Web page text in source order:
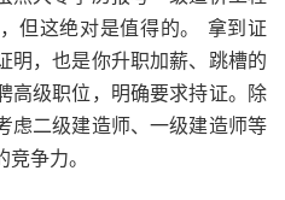
但这绝对是值得的。 拿到证
明，也是你升职加薪、跳槽的
高级职位，明确要求持证。除
虑二级建造师、一级建造师等
争力。